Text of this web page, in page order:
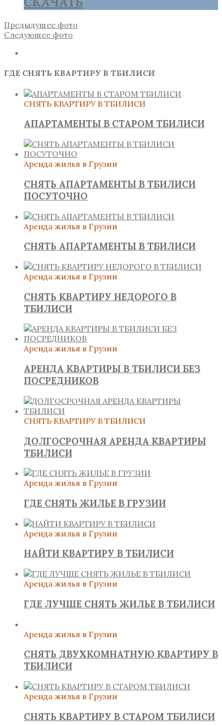
Предыдущее фото
Следующее фото
ГДЕ СНЯТЬ КВАРТИРУ В ТБИЛИСИ
СНЯТЬ КВАРТИРУ В ТБИЛИСИ
АПАРТАМЕНТЫ В СТАРОМ ТБИЛИСИ
Аренда жилья в Грузии
СНЯТЬ АПАРТАМЕНТЫ В ТБИЛИСИ
ПОСУТОЧНО
Аренда жилья в Грузии
СНЯТЬ АПАРТАМЕНТЫ В ТБИЛИСИ
Аренда жилья в Грузии
СНЯТЬ КВАРТИРУ НЕДОРОГО В
ТБИЛИСИ
Аренда жилья в Грузии
АРЕНДА КВАРТИРЫ В ТБИЛИСИ БЕЗ
ПОСРЕДНИКОВ
СНЯТЬ КВАРТИРУ В ТБИЛИСИ
ДОЛГОСРОЧНАЯ АРЕНДА КВАРТИРЫ
ТБИЛИСИ
Аренда жилья в Грузии
ГДЕ СНЯТЬ ЖИЛЬЕ В ГРУЗИИ
Аренда жилья в Грузии
НАЙТИ КВАРТИРУ В ТБИЛИСИ
Аренда жилья в Грузии
ГДЕ ЛУЧШЕ СНЯТЬ ЖИЛЬЕ В ТБИЛИСИ
Аренда жилья в Грузии
СНЯТЬ ДВУХКОМНАТНУЮ КВАРТИРУ В
ТБИЛИСИ
Аренда жилья в Грузии
СНЯТЬ КВАРТИРУ В СТАРОМ ТБИЛИСИ